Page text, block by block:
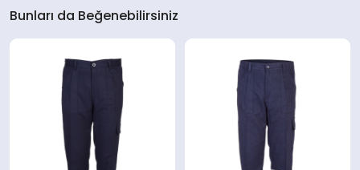
Bunları da Beğenebilirsiniz